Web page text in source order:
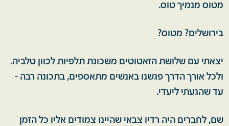
מטוס מנמיך טוס.
בירושלים? מטוס?
יצאתי עם שלושת הזאטוטים משכונת תלפיות לכוון טלביה.
ולכל אורך הדרך פגשנו באנשים מתאספים, בתכונה רבה -
עד שהגעתי ליעדי.
שם, לחברים היה רדיו צבאי שהיינו צמודים אליו כל הזמן